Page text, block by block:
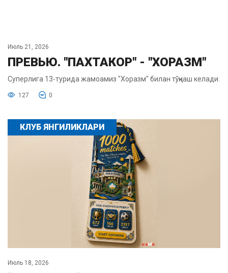
Июль 21, 2026
ПРЕВЬЮ. "ПАХТАКОР" - "ХОРАЗМ"
Суперлига 13-турида жамоамиз "Хоразм" билан тўқнаш келади.
127 0
КЛУБ ЯНГИЛИКЛАРИ
Июль 18, 2026